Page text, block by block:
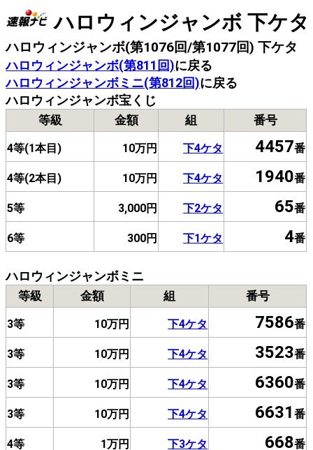
ハロウィンジャンボ 下ケタ
ハロウィンジャンボ(第1076回/第1077回) 下ケタ
ハロウィンジャンボ(第811回)に戻る
ハロウィンジャンボミニ(第812回)に戻る
ハロウィンジャンボ宝くじ
等級 金額 組 番号
4等(1本目) 10万円 下4ケタ 4457番
4等(2本目) 10万円 下4ケタ 1940番
5等 3,000円 下2ケタ 65番
6等 300円 下1ケタ 4番
ハロウィンジャンボミニ
等級 金額 組 番号
3等 10万円 下4ケタ 7586番
3等 10万円 下4ケタ 3523番
3等 10万円 下4ケタ 6360番
3等 10万円 下4ケタ 6631番
4等 1万円 下3ケタ 668番